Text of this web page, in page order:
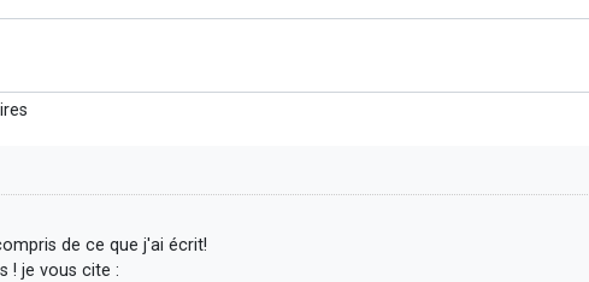
de ce que j'ai écrit!
! je vous cite :